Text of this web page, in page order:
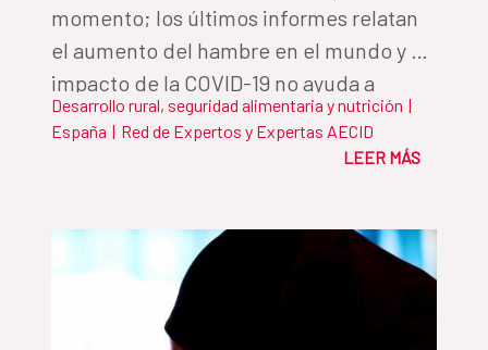
momento; los últimos informes relatan
el aumento del hambre en el mundo y el
impacto de la COVID-19 no ayuda a
levantar las cifras. Ana Regina Segura,
responsable de Desarrollo Rural,
convierta, por norma, en una cuestión
de Estado para, de una vez por todas,
avanzar como lo que somos: la primera
generación en la historia que puede
Desarrollo rural, seguridad alimentaria y nutrición |
España | Red de Expertos y Expertas AECID
LEER MÁS